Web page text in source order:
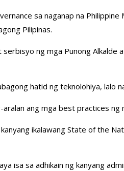
sa naganap na
Pilipinas.
ng mga Punong
hatid ng teknolohiya,
ang mga best practices
ikalawang State of the
isa sa adhikain ng kanyang